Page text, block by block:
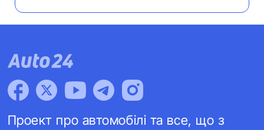
Проект про автомобілі та все, що з